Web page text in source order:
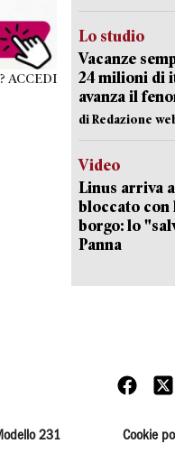
ACCEDI
Lo studio
Vacanze
24 milioni di
avanza il
di Redazione
Video
Linus arriva
bloccato con
borgo: lo
Panna
231 Cookie